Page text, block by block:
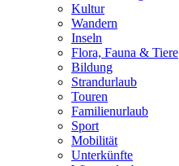
Kultur
Wandern
Inseln
Flora, Fauna & Tiere
Bildung
Strandurlaub
Touren
Familienurlaub
Sport
Mobilität
Unterkünfte